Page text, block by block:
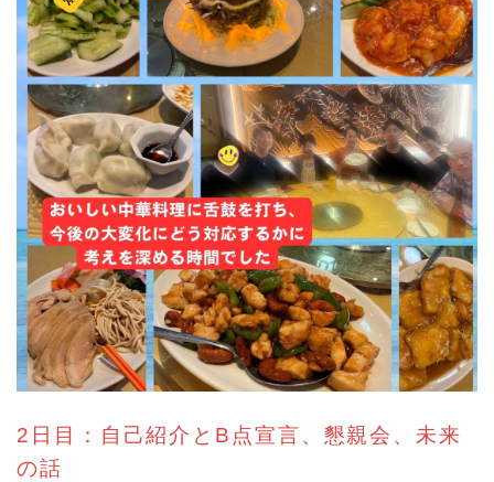
2日目：自己紹介とB点宣言、懇親会、未来
の話